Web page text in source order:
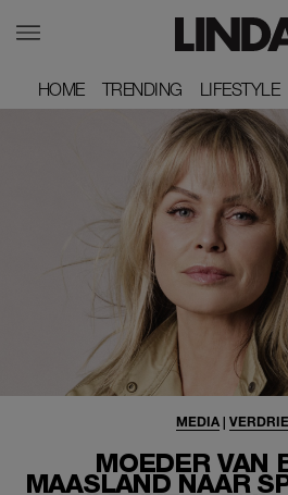
HOME
HOME TRENDING
TRENDING LIFESTYLE
LIFESTYLE
MOEDER VAN
MAASLAND NAAR
MEDIA |